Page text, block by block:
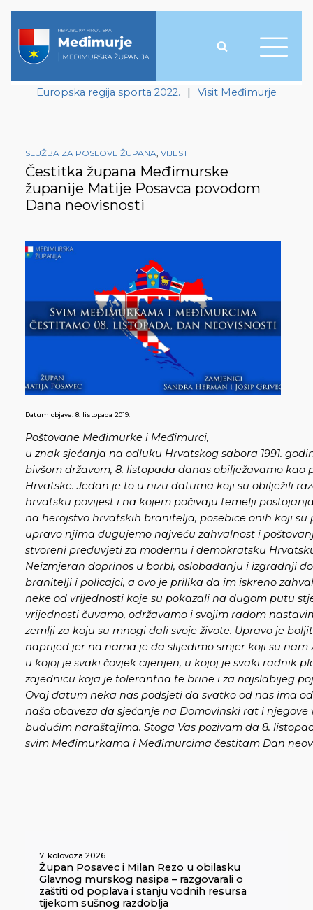
Europska regija sporta 2022. | Visit Međimurje
SLUŽBA ZA POSLOVE ŽUPANA, VIJESTI
Čestitka župana Međimurske
županije Matije Posavca povodom
Dana neovisnosti
Datum objave: 8. listopada 2019.
Poštovane Međimurke i Međimurci,
u znak sjećanja na odluku Hrvatskog sabora 1991.
bivšom državom, 8. listopada danas obilježavamo
Hrvatske. Jedan je to u nizu datuma koji su obilježili
hrvatsku povijest i na kojem počivaju temelji
na herojstvo hrvatskih branitelja, posebice onih koji su
upravo njima dugujemo najveću zahvalnost i
stvoreni preduvjeti za modernu i demokratsku
Neizmjeran doprinos u borbi, oslobađanju i izgradnji
branitelji i policajci, a ovo je prilika da im iskreno
neke od vrijednosti koje su pokazali na dugom putu
vrijednosti čuvamo, održavamo i svojim radom
zemlji za koju su mnogi dali svoje živote. Upravo je
naprijed jer na nama je da slijedimo smjer koji su
u kojoj je svaki čovjek cijenjen, u kojoj je svaki radnik
zajednicu koja je tolerantna te brine i za najslabijeg
Ovaj datum neka nas podsjeti da svatko od nas ima
naša obaveza da sjećanje na Domovinski rat i
budućim naraštajima. Stoga Vas pozivam da 8.
svim Međimurkama i Međimurcima čestitam Dan
7. kolovoza 2026.
Župan Posavec i Milan Rezo u obilasku
Glavnog murskog nasipa – razgovarali o
zaštiti od poplava i stanju vodnih resursa
tijekom sušnog razdoblja